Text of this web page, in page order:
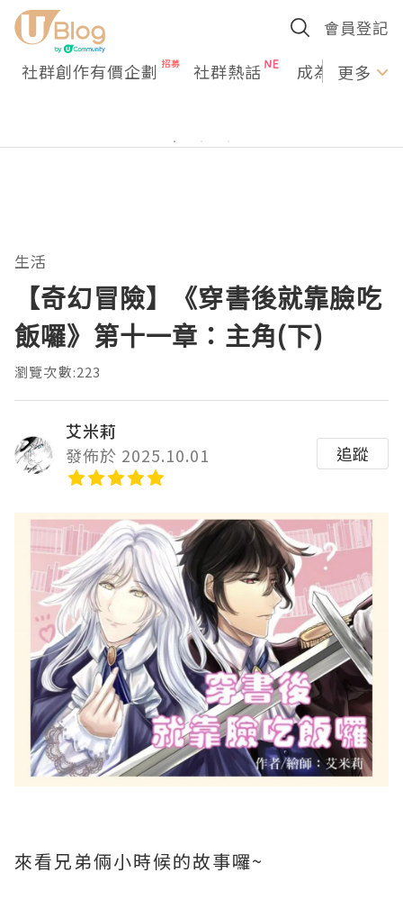
會員登記
社群創作有價企劃 社群熱話 成為U更多
生活
【奇幻冒險】《穿書後就靠臉吃
飯囉》第十一章：主角(下)
瀏覽次數:223
艾米莉
發佈於 2025.10.01
追蹤
來看兄弟倆小時候的故事囉~